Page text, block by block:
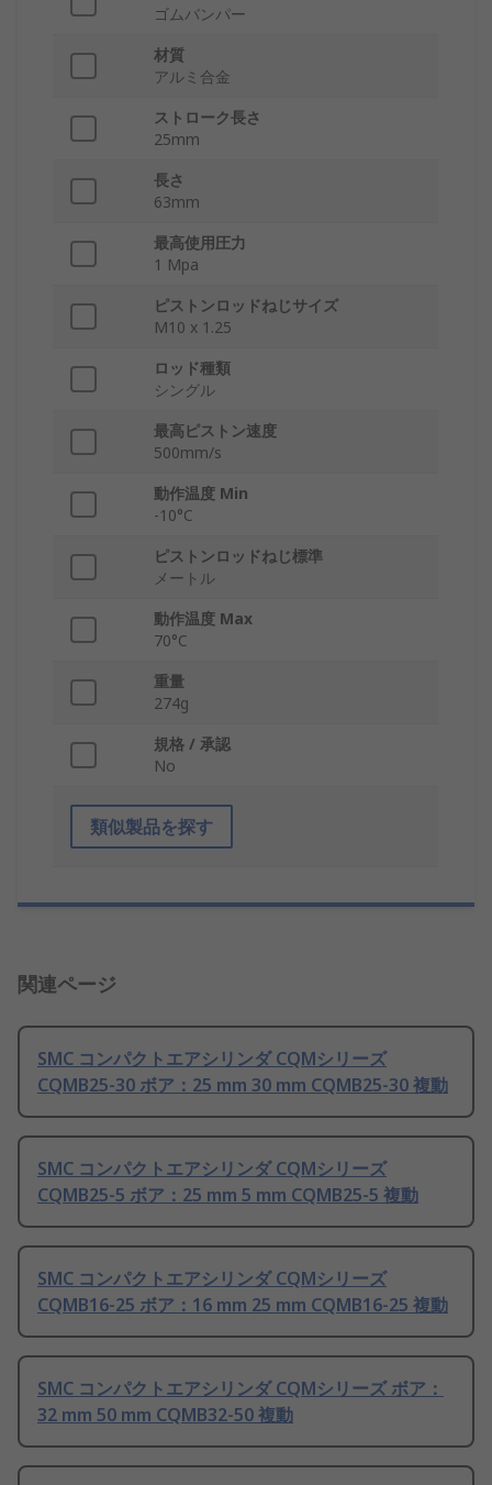
ゴムバンパー
材質
アルミ合金
ストローク長さ
25mm
長さ
63mm
最高使用圧力
1 Mpa
ピストンロッドねじサイズ
M10 x 1.25
ロッド種類
シングル
最高ピストン速度
500mm/s
動作温度 Min
-10°C
ピストンロッドねじ標準
メートル
動作温度 Max
70°C
重量
274g
規格 / 承認
No
類似製品を探す
関連ページ
SMC コンパクトエアシリンダ CQMシリーズ
CQMB25-30 ボア：25 mm 30 mm CQMB25-30 複動
SMC コンパクトエアシリンダ CQMシリーズ
CQMB25-5 ボア：25 mm 5 mm CQMB25-5 複動
SMC コンパクトエアシリンダ CQMシリーズ
CQMB16-25 ボア：16 mm 25 mm CQMB16-25 複動
SMC コンパクトエアシリンダ CQMシリーズ ボア：
32 mm 50 mm CQMB32-50 複動